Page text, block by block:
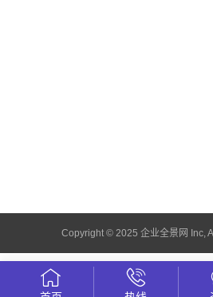
Copyright © 2025 企业全景网 Inc,